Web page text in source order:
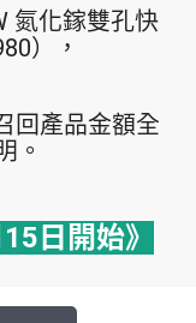
氮化鎵雙孔快
），
回產品金額全
。
日開始》